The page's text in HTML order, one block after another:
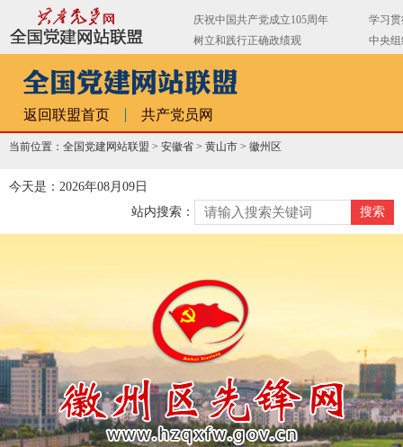
返回联盟首页 共产党员网
当前位置：全国党建网站联盟 > 安徽省 > 黄山市 > 徽州区
今天是：2026年08月09日
站内搜索：